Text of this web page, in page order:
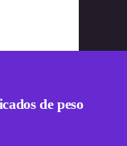
de peso